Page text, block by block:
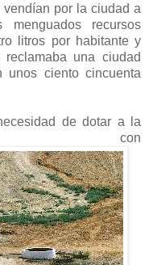
por la ciudad a
recursos
litros por habitante y
una ciudad
unos ciento cincuenta
de dotar a la
con